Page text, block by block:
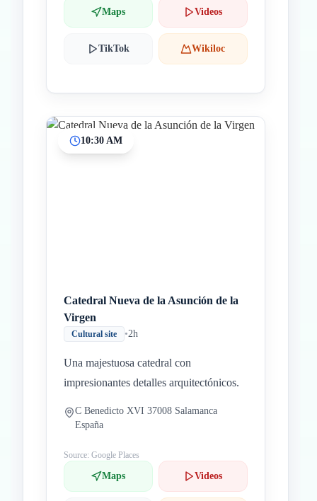
Maps Videos
TikTok Wikiloc
10:30 AM
Catedral Nueva de la Asunción de la
Virgen
Cultural site •2h
Una majestuosa catedral con
impresionantes detalles arquitectónicos.
C Benedicto XVI 37008 Salamanca
España
Source: Google Places
Maps Videos